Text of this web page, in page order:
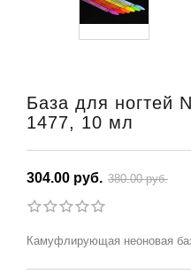
База для ногтей
1477, 10 мл
304.00 руб. 380.00 руб.
Камуфлирующая неоновая